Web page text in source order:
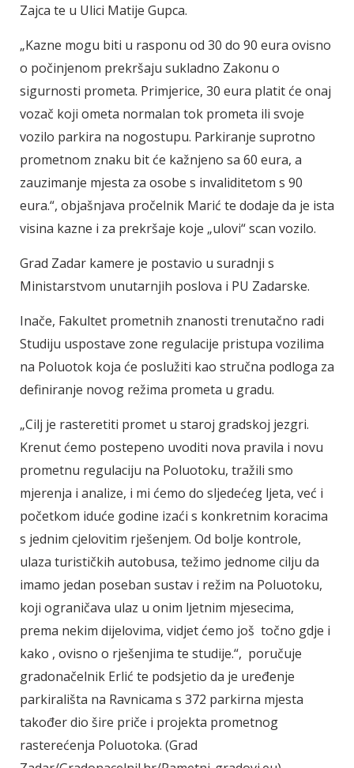
Zajca te u Ulici Matije Gupca.
„Kazne mogu biti u rasponu od 30 do 90 eura ovisno
o počinjenom prekršaju sukladno Zakonu o
sigurnosti prometa. Primjerice, 30 eura platit će onaj
vozač koji ometa normalan tok prometa ili svoje
vozilo parkira na nogostupu. Parkiranje suprotno
prometnom znaku bit će kažnjeno sa 60 eura, a
zauzimanje mjesta za osobe s invaliditetom s 90
eura.“, objašnjava pročelnik Marić te dodaje da je ista
visina kazne i za prekršaje koje „ulovi“ scan vozilo.
Grad Zadar kamere je postavio u suradnji s
Ministarstvom unutarnjih poslova i PU Zadarske.
Inače, Fakultet prometnih znanosti trenutačno radi
Studiju uspostave zone regulacije pristupa vozilima
na Poluotok koja će poslužiti kao stručna podloga za
definiranje novog režima prometa u gradu.
„Cilj je rasteretiti promet u staroj gradskoj jezgri.
Krenut ćemo postepeno uvoditi nova pravila i novu
prometnu regulaciju na Poluotoku, tražili smo
mjerenja i analize, i mi ćemo do sljedećeg ljeta, već i
početkom iduće godine izaći s konkretnim koracima
s jednim cjelovitim rješenjem. Od bolje kontrole,
ulaza turističkih autobusa, težimo jednome cilju da
imamo jedan poseban sustav i režim na Poluotoku,
koji ograničava ulaz u onim ljetnim mjesecima,
prema nekim dijelovima, vidjet ćemo još točno gdje i
kako , ovisno o rješenjima te studije.“, poručuje
gradonačelnik Erlić te podsjetio da je uređenje
parkirališta na Ravnicama s 372 parkirna mjesta
također dio šire priče i projekta prometnog
rasterećenja Poluotoka. (Grad